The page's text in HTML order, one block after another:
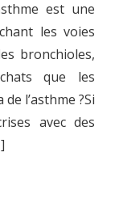
est une
les voies
bronchioles,
que les
l’asthme ?Si
avec des